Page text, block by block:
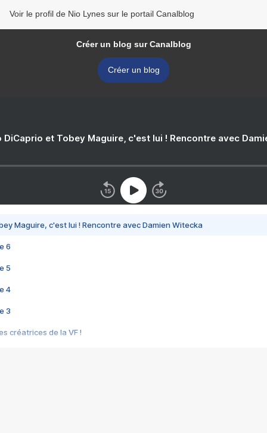
Voir le profil de Nio Lynes sur le portail Canalblog
Créer un blog sur Canalblog
Créer un blog
DiCaprio et Tobey Maguire, c'est lui ! Rencontre avec
Maguire, c'est lui ! Rencontre avec Damien Witecka
6
5
4
3
créatrices de la VF !